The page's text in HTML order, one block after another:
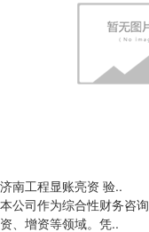
济南工程显账亮资 验..
本公司作为综合性财务咨
资、增资等领域。凭..